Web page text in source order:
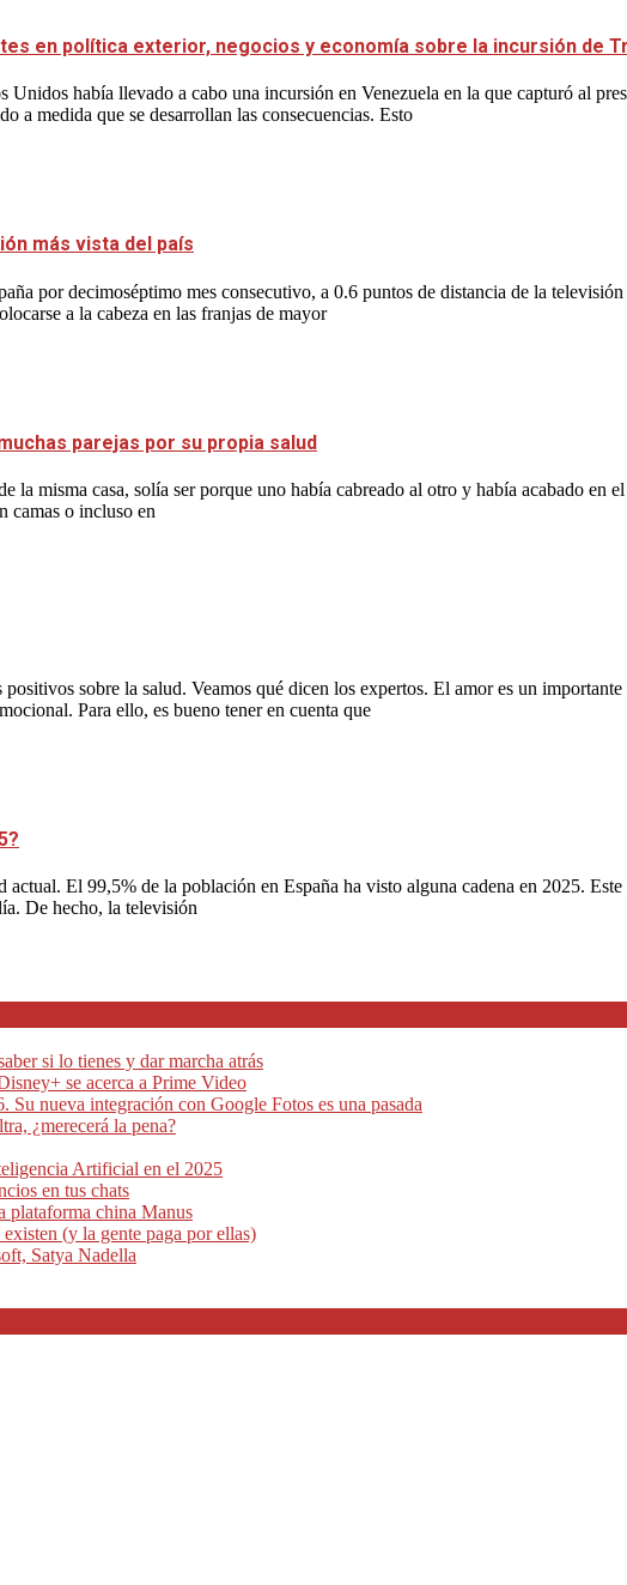
en política exterior, negocios y economía sobre la incursión de
había llevado a cabo una incursión en Venezuela en la que capturó al
a medida que se desarrollan las consecuencias. Esto
más vista del país
por decimoséptimo mes consecutivo, a 0.6 puntos de distancia de la
a la cabeza en las franjas de mayor
parejas por su propia salud
la misma casa, solía ser porque uno había cabreado al otro y había acabado en
camas o incluso en
sobre la salud. Veamos qué dicen los expertos. El amor es un
Para ello, es bueno tener en cuenta que
El 99,5% de la población en España ha visto alguna cadena en 2025.
De hecho, la televisión
si lo tienes y dar marcha atrás
se acerca a Prime Video
nueva integración con Google Fotos es una pasada
¿merecerá la pena?
Artificial en el 2025
en tus chats
plataforma china Manus
(y la gente paga por ellas)
Satya Nadella